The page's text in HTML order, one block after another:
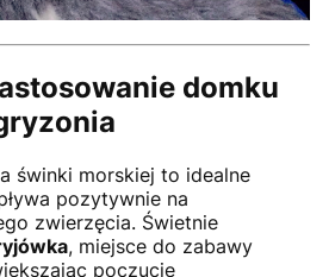
domku
świnki morskiej to idealne
pozytywnie na
zwierzęcia. Świetnie
, miejsce do zabawy
poczucie